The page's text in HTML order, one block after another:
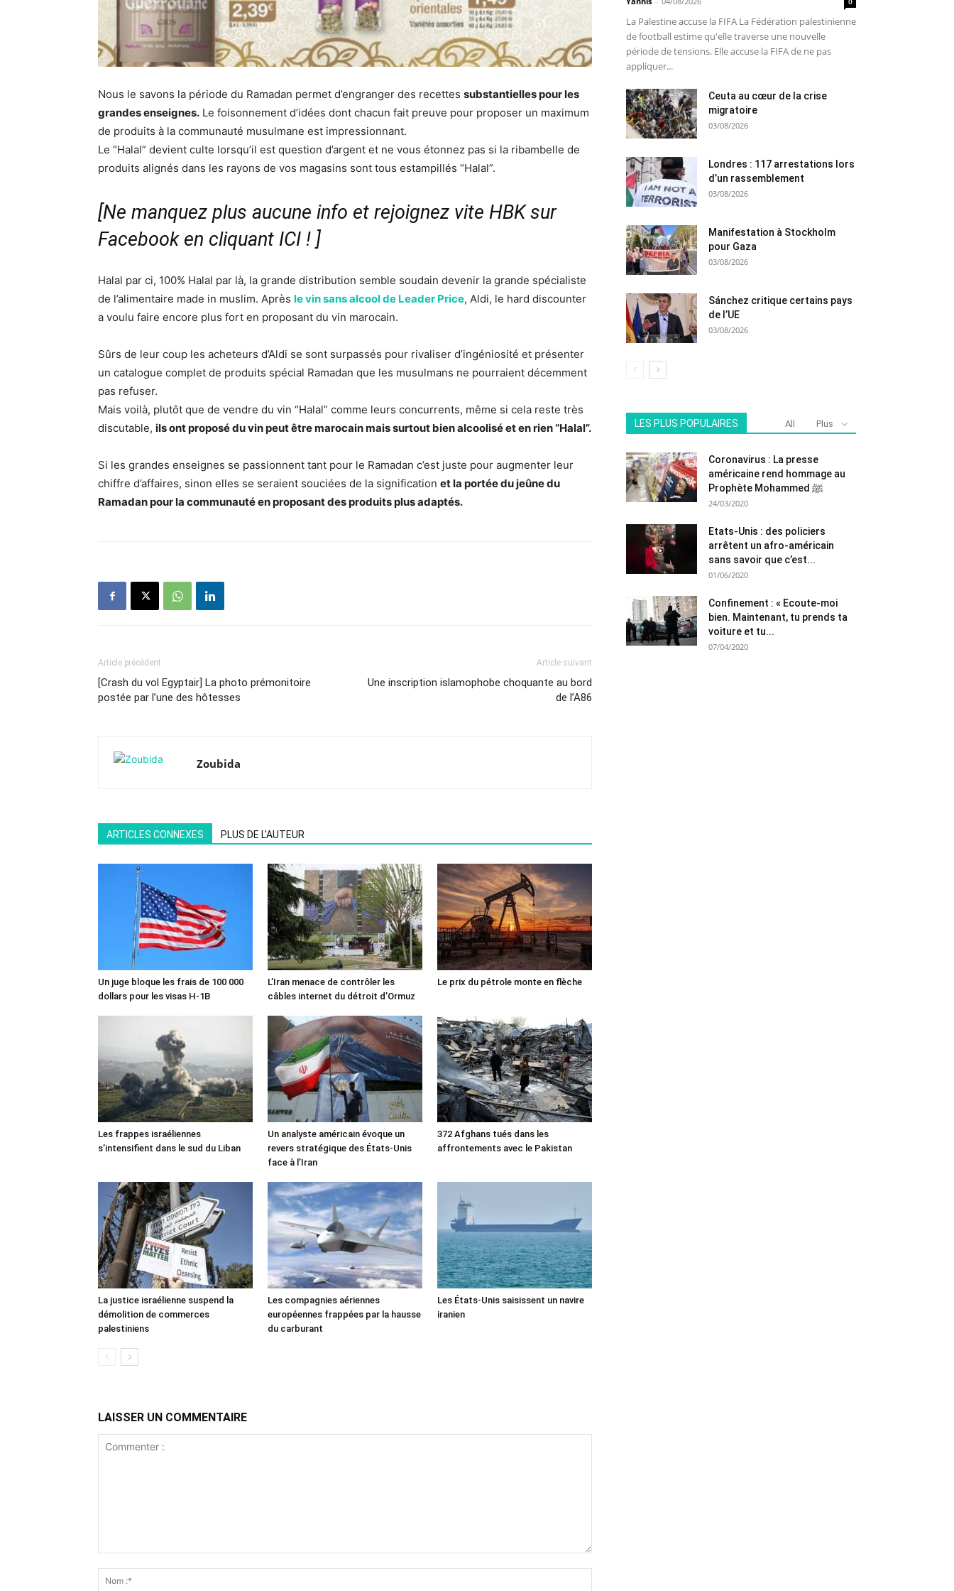
Nous le savons la période du Ramadan permet d’engranger des recettes substantielles pour les
grandes enseignes. Le foisonnement d’idées dont chacun fait preuve pour proposer un maximum
de produits à la communauté musulmane est impressionnant.
Le “Halal” devient culte lorsqu’il est question d’argent et ne vous étonnez pas si la ribambelle de
produits alignés dans les rayons de vos magasins sont tous estampillés “Halal”.
[Ne manquez plus aucune info et rejoignez vite HBK sur
Facebook en cliquant ICI ! ]
Halal par ci, 100% Halal par là, la grande distribution semble soudain devenir la grande spécialiste
de l’alimentaire made in muslim. Après le vin sans alcool de Leader Price, Aldi, le hard discounter
a voulu faire encore plus fort en proposant du vin marocain.
Sûrs de leur coup les acheteurs d’Aldi se sont surpassés pour rivaliser d’ingéniosité et présenter
un catalogue complet de produits spécial Ramadan que les musulmans ne pourraient décemment
pas refuser.
Mais voilà, plutôt que de vendre du vin “Halal” comme leurs concurrents, même si cela reste très
discutable, ils ont proposé du vin peut être marocain mais surtout bien alcoolisé et en rien “Halal”.
Si les grandes enseignes se passionnent tant pour le Ramadan c’est juste pour augmenter leur
chiffre d’affaires, sinon elles se seraient souciées de la signification et la portée du jeûne du
Ramadan pour la communauté en proposant des produits plus adaptés.
Article précédent
[Crash du vol Egyptair] La photo prémonitoire
postée par l’une des hôtesses
Article suivant
Une inscription islamophobe choquante au bord
de l’A86
Zoubida
ARTICLES CONNEXES PLUS DE L'AUTEUR
Un juge bloque les frais de 100 000
dollars pour les visas H-1B
L’Iran menace de contrôler les
câbles internet du détroit d’Ormuz
Le prix du pétrole monte en flèche
Les frappes israéliennes
s’intensifient dans le sud du Liban
Un analyste américain évoque un
revers stratégique des États-Unis
face à l’Iran
372 Afghans tués dans les
affrontements avec le Pakistan
La justice israélienne suspend la
démolition de commerces
palestiniens
Les compagnies aériennes
européennes frappées par la hausse
du carburant
Les États-Unis saisissent un navire
iranien
LAISSER UN COMMENTAIRE
La Palestine accuse la FIFA La Fédération palestinienne
de football estime qu'elle traverse une nouvelle
période de tensions. Elle accuse la FIFA de ne pas
appliquer...
Ceuta au cœur de la crise
migratoire
03/08/2026
Londres : 117 arrestations lors
d’un rassemblement
03/08/2026
Manifestation à Stockholm
pour Gaza
03/08/2026
Sánchez critique certains pays
de l’UE
03/08/2026
LES PLUS POPULAIRES All Plus
Coronavirus : La presse
américaine rend hommage au
Prophète Mohammed ﷺ
24/03/2020
Etats-Unis : des policiers
arrêtent un afro-américain
sans savoir que c’est...
01/06/2020
Confinement : « Ecoute-moi
bien. Maintenant, tu prends ta
voiture et tu...
07/04/2020